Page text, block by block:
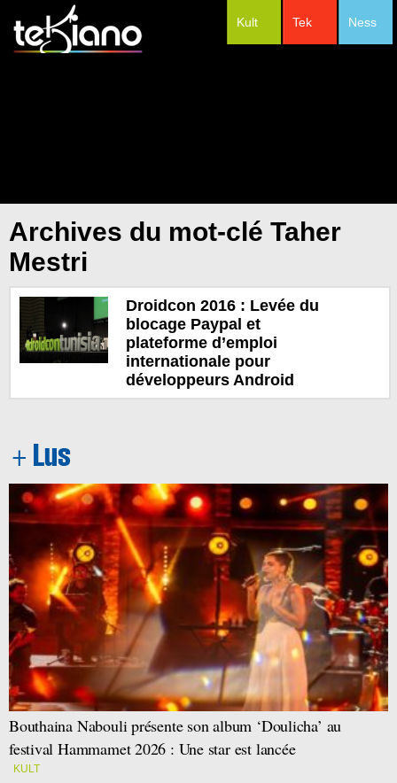
Ness
Tek
Kult
Archives du mot-clé Taher
Mestri
Droidcon 2016 : Levée du
blocage Paypal et
plateforme d’emploi
internationale pour
développeurs Android
Bouthaina Nabouli présente son album ‘Doulicha’ au
festival Hammamet 2026 : Une star est lancée
KULT